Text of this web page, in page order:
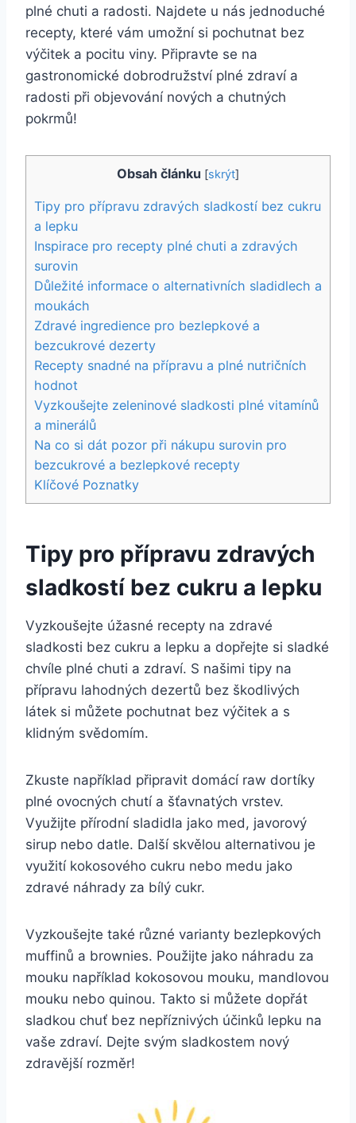
plné chuti a radosti. Najdete u nás jednoduché
⁤recepty, které​ vám umožní si pochutnat bez
výčitek a pocitu viny. Připravte se na
gastronomické dobrodružství plné zdraví a
radosti při objevování nových a chutných
pokrmů!
Obsah článku [skrýt]
Tipy pro přípravu zdravých sladkostí bez cukru
a lepku
Inspirace pro ⁤recepty plné chuti a zdravých
surovin
Důležité informace o alternativních sladidlech a
moukách
Zdravé ingredience pro bezlepkové a
bezcukrové dezerty
Recepty snadné⁤ na​ přípravu a plné nutričních
hodnot
Vyzkoušejte zeleninové sladkosti ‌plné vitamínů
a minerálů
Na co si dát pozor při nákupu surovin pro⁣
bezcukrové a bezlepkové recepty
Klíčové Poznatky
Tipy pro přípravu zdravých
sladkostí bez cukru a lepku
Vyzkoušejte ⁤úžasné recepty na zdravé
sladkosti bez cukru a lepku a dopřejte ⁤si sladké
chvíle plné chuti a zdraví. S našimi tipy na
přípravu lahodných dezertů bez škodlivých
látek si můžete pochutnat bez výčitek a s
klidným svědomím.
Zkuste ‍například připravit ‌domácí raw dortíky
plné ovocných chutí a šťavnatých vrstev.
Využijte‌ přírodní sladidla jako med, javorový
sirup nebo datle. Další skvělou alternativou je
využití kokosového cukru nebo medu jako
zdravé‍ náhrady za bílý cukr.
Vyzkoušejte také různé varianty bezlepkových
muffinů a brownies. Použijte jako ​náhradu za
mouku například ​kokosovou⁣ mouku, mandlovou
mouku nebo quinou.‍ Takto si ⁤můžete dopřát
sladkou chuť bez nepříznivých účinků lepku na‌
vaše zdraví. Dejte svým sladkostem nový
zdravější rozměr!